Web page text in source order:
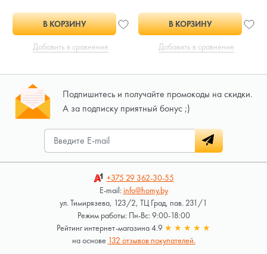
В КОРЗИНУ
Добавить в сравнение
В КОРЗИНУ
Добавить в сравнение
Подпишитесь и получайте промокоды на скидки.
А за подписку приятный бонус ;)
+375 29362-30-55
E-mail:info@homy.by
ул. Тимирязева, 123/2, ТЦ Град, пав. 231/1
Режим работы: Пн-Вс: 9:00-18:00
Рейтинг интернет-магазина 4.9 ★ ★ ★ ★ ★
на основе 132 отзывов покупателей.